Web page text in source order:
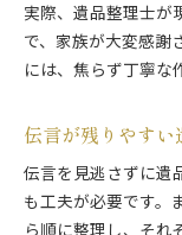
実際、遺品整理士が
で、家族が大変感謝
には、焦らず丁寧な
伝言が残りやす
伝言を見逃さずに遺
も工夫が必要です。